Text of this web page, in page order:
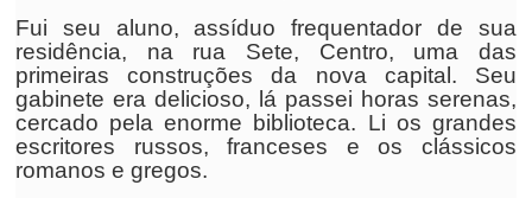
Fui seu aluno, assíduo frequentador de sua
residência, na rua Sete, Centro, uma das
primeiras construções da nova capital. Seu
gabinete era delicioso, lá passei horas serenas,
cercado pela enorme biblioteca. Li os grandes
escritores russos, franceses e os clássicos
romanos e gregos.